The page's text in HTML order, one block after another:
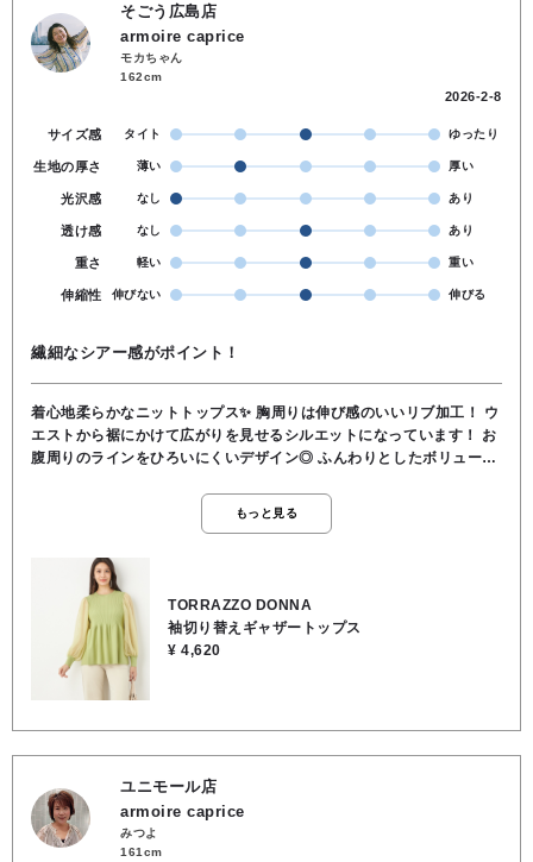
そごう広島店
armoire caprice
モカちゃん
162cm
2026-2-8
サイズ感 タイト ゆったり
生地の厚さ 薄い 厚い
光沢感 なし あり
透け感 なし あり
重さ 軽い 重い
伸縮性 伸びない 伸びる
繊細なシアー感がポイント！
着心地柔らかなニットトップス✨ 胸周りは伸び感のいいリブ加工！ ウ
エストから裾にかけて広がりを見せるシルエットになっています！ お
腹周りのラインをひろいにくいデザイン◎ ふんわりとしたボリューム
楽しめます✨ 手首のリブでキュッとバランスが取れるのもポイント！
グリーンとネイビーの2色展開です♪ 繊細なふんわりとしたシアー感が
ン80％, ポリエステル20％, 袖部分／再生繊維(セルロース)70％,
ポリエステル25％, 毛5％ ◆手洗い可 ◆ TORRAZZO DONNA🇯🇵
もっと見る
TORRAZZO DONNA
袖切り替えギャザートップス
¥ 4,620
ユニモール店
armoire caprice
みつよ
161cm